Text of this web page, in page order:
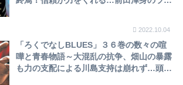
2022.10.04
「ろくでなしBLUES」３６巻の数々の喧
嘩と青春物語～大混乱の抗争、畑山の暴露
も力の支配による川島支持は崩れず…頭蓋